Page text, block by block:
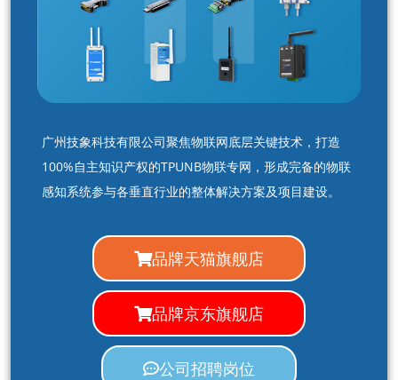
广州技象科技有限公司聚焦物联网底层关键技术，打造
100%自主知识产权的TPUNB物联专网，形成完备的物联
感知系统参与各垂直行业的整体解决方案及项目建设。
品牌天猫旗舰店
品牌京东旗舰店
公司招聘岗位